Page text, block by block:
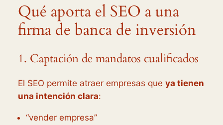
Qué aporta el SEO a una
firma de banca de inversión
1. Captación de mandatos cualificados
El SEO permite atraer empresas que ya tienen
una intención clara:
“vender empresa”